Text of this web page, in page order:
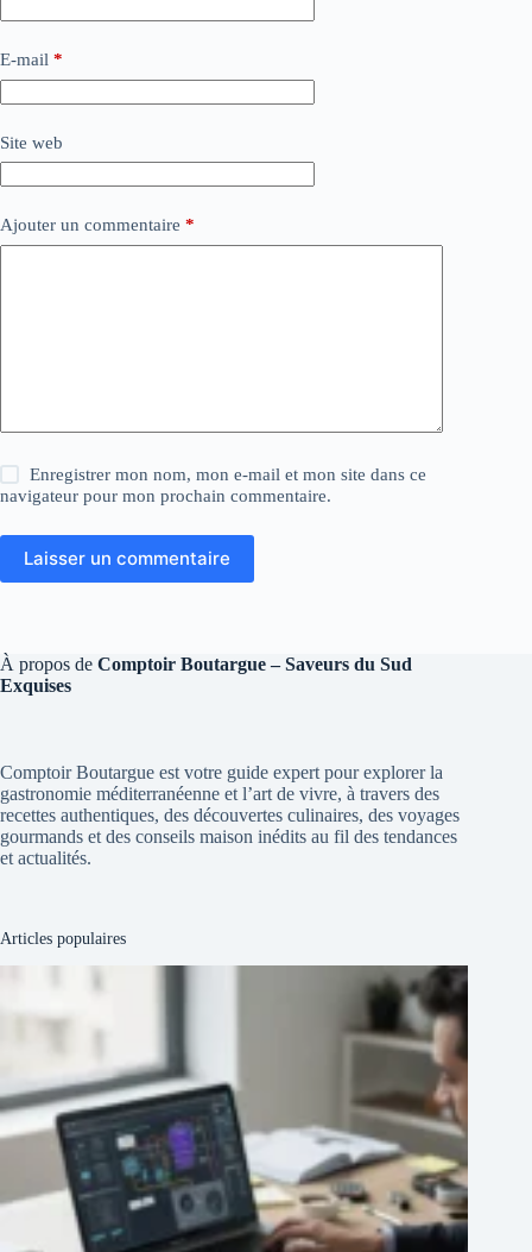
E-mail *
Site web
Ajouter un commentaire *
Enregistrer mon nom, mon e-mail et mon site dans ce
navigateur pour mon prochain commentaire.
Laisser un commentaire
À propos de Comptoir Boutargue – Saveurs du Sud
Exquises
Comptoir Boutargue est votre guide expert pour explorer la
gastronomie méditerranéenne et l’art de vivre, à travers des
recettes authentiques, des découvertes culinaires, des voyages
gourmands et des conseils maison inédits au fil des tendances
et actualités.
Articles populaires